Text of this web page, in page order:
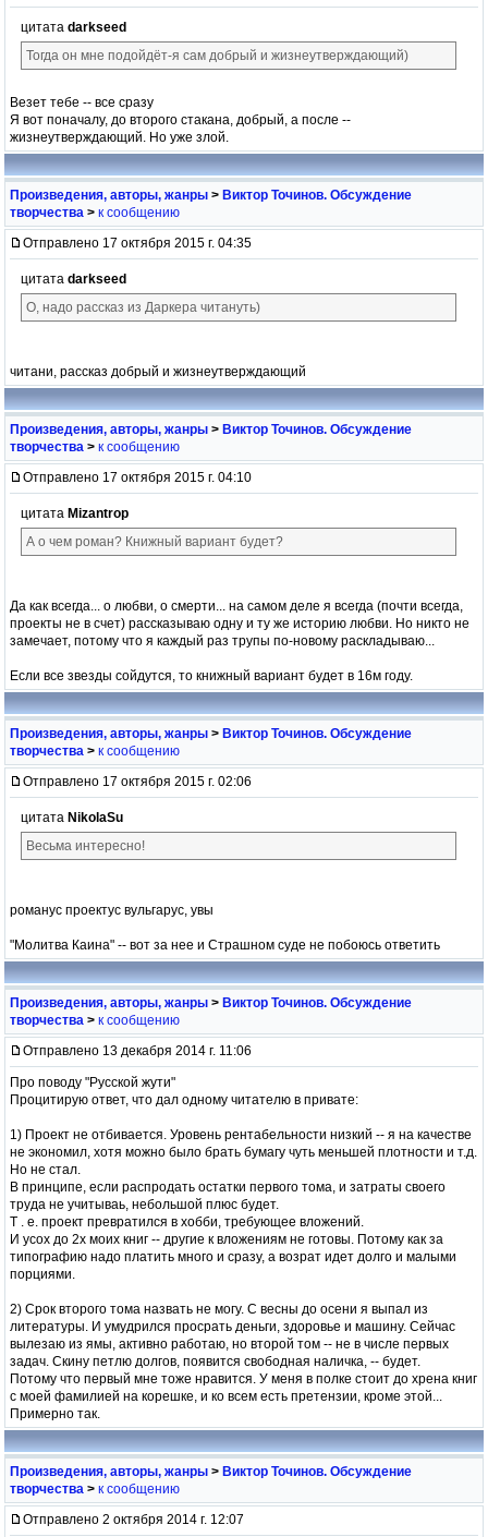
цитата darkseed
Тогда он мне подойдёт-я сам добрый и жизнеутверждающий)
Везет тебе -- все сразу
Я вот поначалу, до второго стакана, добрый, а после --
жизнеутверждающий. Но уже злой.
Произведения, авторы, жанры > Виктор Точинов. Обсуждение
творчества > к сообщению
Отправлено 17 октября 2015 г. 04:35
цитата darkseed
О, надо рассказ из Даркера читануть)
читани, рассказ добрый и жизнеутверждающий
Произведения, авторы, жанры > Виктор Точинов. Обсуждение
творчества > к сообщению
Отправлено 17 октября 2015 г. 04:10
цитата Mizantrop
А о чем роман? Книжный вариант будет?
Да как всегда... о любви, о смерти... на самом деле я всегда (почти всегда,
проекты не в счет) рассказываю одну и ту же историю любви. Но никто не
замечает, потому что я каждый раз трупы по-новому раскладываю...
Если все звезды сойдутся, то книжный вариант будет в 16м году.
Произведения, авторы, жанры > Виктор Точинов. Обсуждение
творчества > к сообщению
Отправлено 17 октября 2015 г. 02:06
цитата NikolaSu
Весьма интересно!
романус проектус вульгарус, увы
"Молитва Каина" -- вот за нее и Страшном суде не побоюсь ответить
Произведения, авторы, жанры > Виктор Точинов. Обсуждение
творчества > к сообщению
Отправлено 13 декабря 2014 г. 11:06
Про поводу "Русской жути"
Процитирую ответ, что дал одному читателю в привате:
1) Проект не отбивается. Уровень рентабельности низкий -- я на качестве
не экономил, хотя можно было брать бумагу чуть меньшей плотности и т.д.
Но не стал.
В принципе, если распродать остатки первого тома, и затраты своего
труда не учитываь, небольшой плюс будет.
Т . е. проект превратился в хобби, требующее вложений.
И усох до 2х моих книг -- другие к вложениям не готовы. Потому как за
типографию надо платить много и сразу, а возрат идет долго и малыми
порциями.
2) Срок второго тома назвать не могу. С весны до осени я выпал из
литературы. И умудрился просрать деньги, здоровье и машину. Сейчас
вылезаю из ямы, активно работаю, но второй том -- не в числе первых
задач. Скину петлю долгов, появится свободная наличка, -- будет.
Потому что первый мне тоже нравится. У меня в полке стоит до хрена книг
с моей фамилией на корешке, и ко всем есть претензии, кроме этой...
Примерно так.
Произведения, авторы, жанры > Виктор Точинов. Обсуждение
творчества > к сообщению
Отправлено 2 октября 2014 г. 12:07